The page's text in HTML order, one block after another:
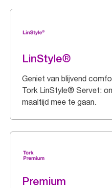
LinStyle®
Geniet van blijvend
Tork LinStyle® Servet:
maaltijd mee te gaan.
Premium